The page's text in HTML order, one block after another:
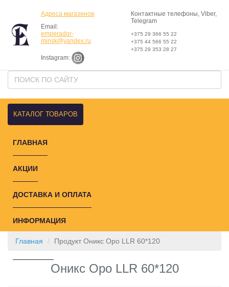
Адреса магазинов
Email:
emperador-
minsk@yandex.ru
Instagram:
Контактные телефоны, Viber,
Telegram
+375 29 366 55 22
+375 44 566 55 22
+375 29 353 28 27
КАТАЛОГ ТОВАРОВ
ГЛАВНАЯ
АКЦИИ
ДОСТАВКА И ОПЛАТА
ИНФОРМАЦИЯ
Главная Продукт Оникс Оро LLR 60*120
Оникс Оро LLR 60*120